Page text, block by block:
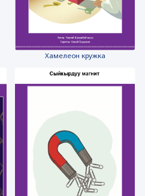
Хамелеон кружка